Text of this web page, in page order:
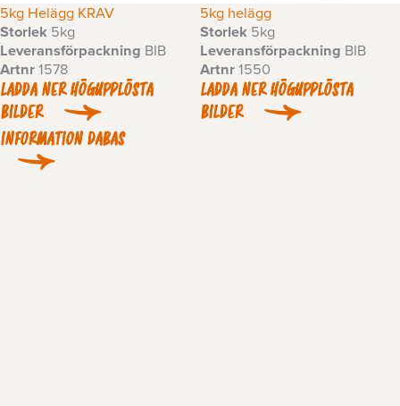
5kg Helägg KRAV
Storlek 5kg
Leveransförpackning BIB
Artnr1578
LADDA NER HÖGUPPLÖSTA
BILDER
INFORMATION DABAS
5kg helägg
Storlek 5kg
Leveransförpackning BIB
Artnr1550
LADDA NER HÖGUPPLÖSTA
BILDER